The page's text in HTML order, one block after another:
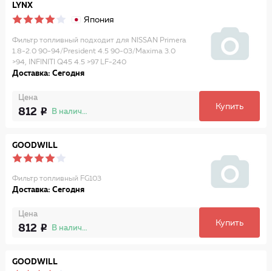
LYNX
Япония
Фильтр топливный подходит для NISSAN Primera
1.8-2.0 90-94/President 4.5 90-03/Maxima 3.0
>94, INFINITI Q45 4.5 >97 LF-240
Доставка: Сегодня
Цена
812 В наличии
Купить
GOODWILL
Фильтр топливный FG103
Доставка: Сегодня
Цена
812 В наличии
Купить
GOODWILL